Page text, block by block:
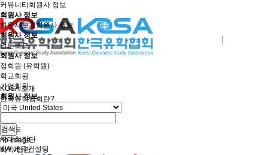
KOSA 소개
한국유학협회란?
협회장 인사말
조직도
역대회장단
회칙/정관
커뮤니티 회원사 정보
회원사 정보
회원사보기회원사 정보
회원사 정보
언론보도
회원사 정보
정회원 (유학원)
학교회원
기업회원
회원사 정보
검색
no image
KW 에듀컨설팅